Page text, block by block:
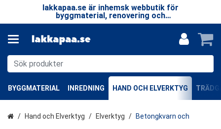
lakkapaa.se är inhemsk webbutik för
byggmaterial, renovering och
specialprodukter.
BYGGMATERIAL INREDNING HAND OCH ELVERKTYG
HemHand och Elverktyg Elverktyg Betongkvarn och